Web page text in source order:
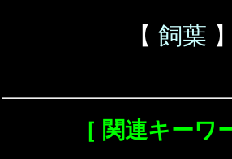
【 飼葉 】
［ 関連キーワ